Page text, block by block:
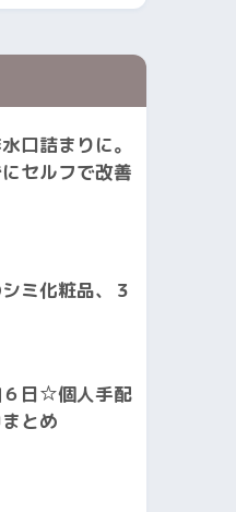
口詰まりに。
セルフで改善
ミ化粧品、３
日☆個人手配
とめ